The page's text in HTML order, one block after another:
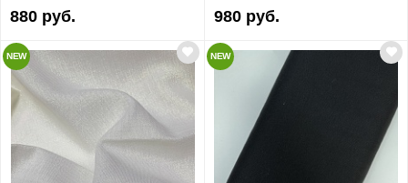
880 руб. 980 руб.
NEW NEW